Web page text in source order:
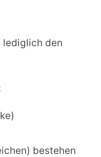
lediglich den
bestehen